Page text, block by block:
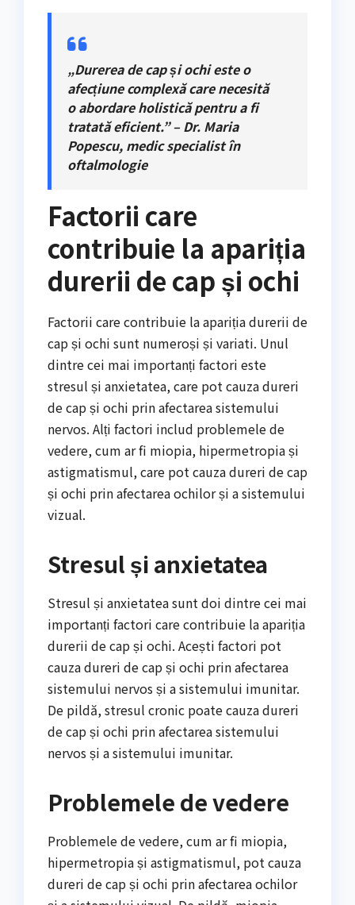
„Durerea de cap și ochi este o
afecțiune complexă care necesită
o abordare holistică pentru a fi
tratată eficient.” – Dr. Maria
Popescu, medic specialist în
oftalmologie
Factorii care
contribuie la apariția
durerii de cap și ochi
Factorii care contribuie la apariția durerii de
cap și ochi sunt numeroși și variati. Unul
dintre cei mai importanți factori este
stresul și anxietatea, care pot cauza dureri
de cap și ochi prin afectarea sistemului
nervos. Alți factori includ problemele de
vedere, cum ar fi miopia, hipermetropia și
astigmatismul, care pot cauza dureri de cap
și ochi prin afectarea ochilor și a sistemului
vizual.
Stresul și anxietatea
Stresul și anxietatea sunt doi dintre cei mai
importanți factori care contribuie la apariția
durerii de cap și ochi. Acești factori pot
cauza dureri de cap și ochi prin afectarea
sistemului nervos și a sistemului imunitar.
De pildă, stresul cronic poate cauza dureri
de cap și ochi prin afectarea sistemului
nervos și a sistemului imunitar.
Problemele de vedere
Problemele de vedere, cum ar fi miopia,
hipermetropia și astigmatismul, pot cauza
dureri de cap și ochi prin afectarea ochilor